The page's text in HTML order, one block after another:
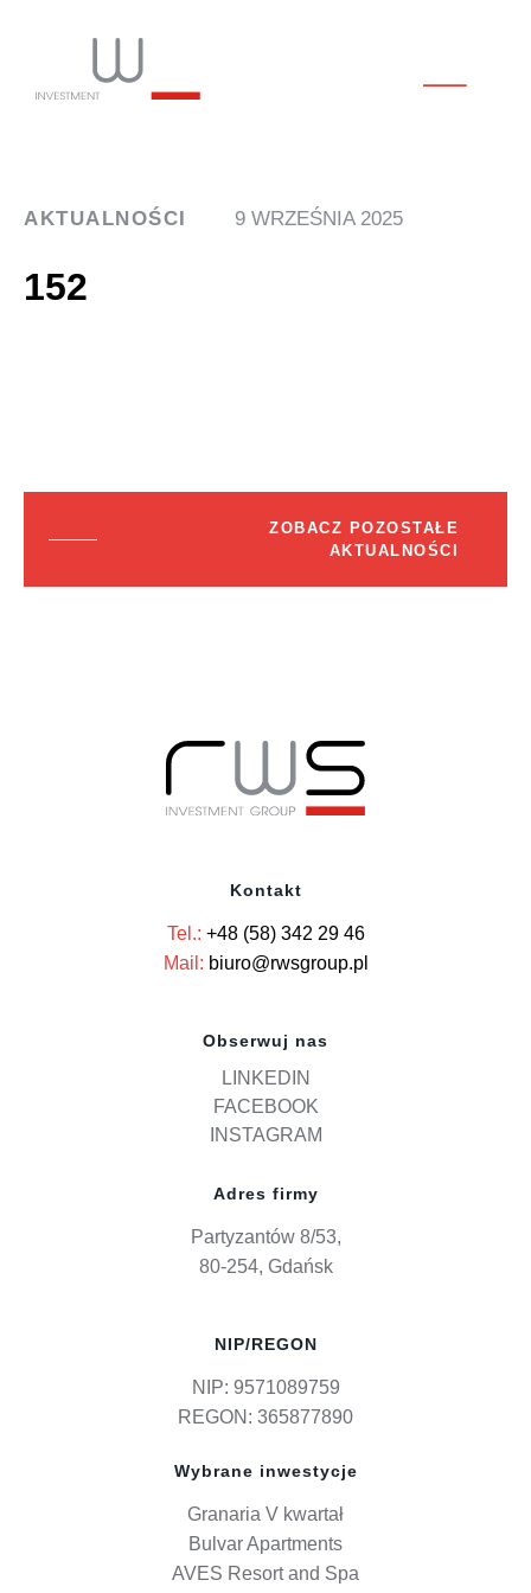
AKTUALNOŚCI 9 WRZEŚNIA 2025
152
ZOBACZ POZOSTAŁE
AKTUALNOŚCI
Kontakt
Tel.: +48 (58) 342 29 46
Mail: biuro@rwsgroup.pl
Obserwuj nas
LINKEDIN
FACEBOOK
INSTAGRAM
Adres firmy
Partyzantów 8/53,
80-254, Gdańsk
NIP/REGON
NIP: 9571089759
REGON: 365877890
Wybrane inwestycje
Granaria V kwartał
Bulvar Apartments
AVES Resort and Spa